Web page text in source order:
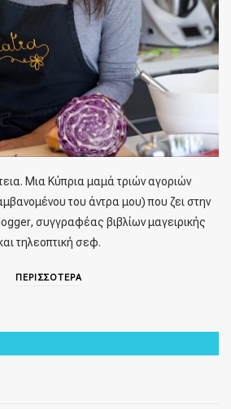
Μια Κύπρια μαμά τριών αγοριών
του άντρα μου) που ζει στην
συγγραφέας βιβλίων μαγειρικής
τηλεοπτική σεφ.
ΠΕΡΙΣΣΟΤΕΡΑ